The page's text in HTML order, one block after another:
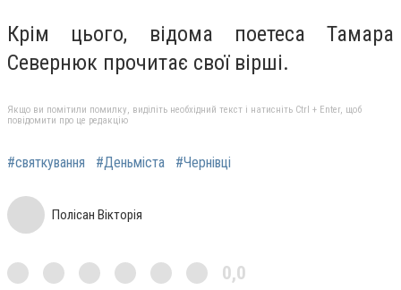
Крім цього, відома поетеса Тамара
Севернюк прочитає свої вірші.
Якщо ви помітили помилку, виділіть необхідний текст і натисніть Ctrl + Enter, щоб
повідомити про це редакцію
#святкування #Деньміста #Чернівці
Полісан Вікторія
0,0